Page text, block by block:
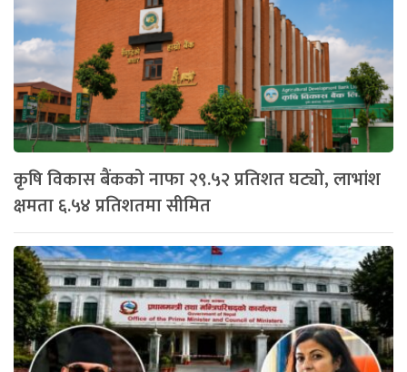
कृषि विकास बैंकको नाफा २९.५२ प्रतिशत घट्यो, लाभांश
क्षमता ६.५४ प्रतिशतमा सीमित